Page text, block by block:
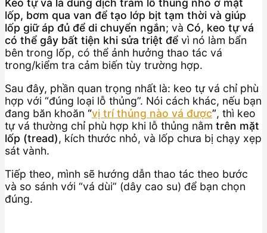
Keo tự vá là dung dịch trám lỗ thủng nhỏ ở mặt
lốp, bơm qua van để tạo lớp bịt tạm thời và giúp
lốp giữ áp đủ để di chuyển ngắn; và Có, keo tự vá
có thể gây bất tiện khi sửa triệt để vì nó làm bẩn
bên trong lốp, có thể ảnh hưởng thao tác vá
trong/kiểm tra cảm biến tùy trường hợp.
Sau đây, phần quan trọng nhất là: keo tự vá chỉ phù
hợp với “đúng loại lỗ thủng”. Nói cách khác, nếu bạn
đang băn khoăn “vị trí thủng nào vá được”, thì keo
tự vá thường chỉ phù hợp khi lỗ thủng nằm trên mặt
lốp (tread), kích thước nhỏ, và lốp chưa bị chạy xẹp
sát vành.
Tiếp theo, mình sẽ hướng dẫn thao tác theo bước
và so sánh với “vá dùi” (dây cao su) để bạn chọn
đúng.